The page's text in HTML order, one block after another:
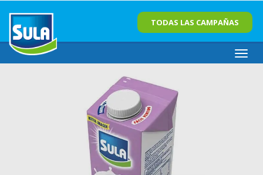
TODAS LAS CAMPAÑAS